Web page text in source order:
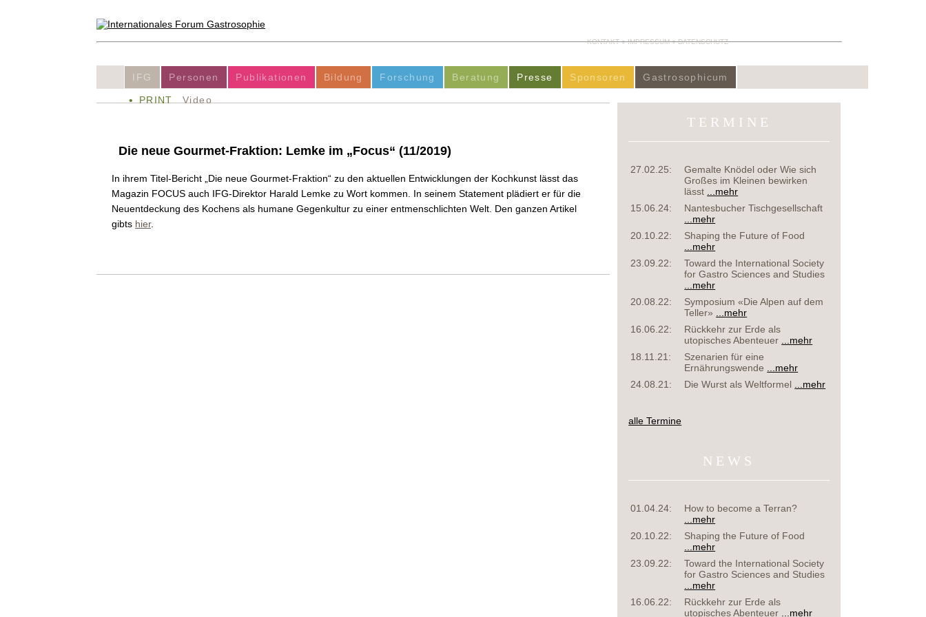
KONTAKT IMPRESSUM DATENSCHUTZ
IFG Personen Publikationen Bildung Forschung Beratung Presse
PRINT Video
Sponsoren Gastrosophicum
Die neue Gourmet-Fraktion: Lemke im „Focus“ (11/2019)
In ihrem Titel-Bericht „Die neue Gourmet-Fraktion“ zu den aktuellen Entwicklungen der Kochkunst lässt das
Magazin FOCUS auch IFG-Direktor Harald Lemke zu Wort kommen. In seinem Statement plädiert er für die
Neuentdeckung des Kochens als humane Gegenkultur zu einer entmenschlichten Welt. Den ganzen Artikel
gibts hier.
TERMINE
27.02.25:
Gemalte Knödel oder Wie sich
Großes im Kleinen bewirken
lässt
...mehr
15.06.24:
Nantesbucher Tischgesellschaft
...mehr
20.10.22:
Shaping the Future of Food
...mehr
23.09.22:
Toward the International Society
for Gastro Sciences and Studies
...mehr
20.08.22:
Symposium «Die Alpen auf dem
Teller»
...mehr
16.06.22:
Rückkehr zur Erde als
utopisches Abenteuer
...mehr
18.11.21:
Szenarien für eine
Ernährungswende
...mehr
24.08.21:
Die Wurst als Weltformel ...mehr
alle Termine
NEWS
01.04.24:
How to become a Terran?
...mehr
20.10.22:
Shaping the Future of Food
...mehr
23.09.22:
Toward the International Society
for Gastro Sciences and Studies
...mehr
16.06.22:
Rückkehr zur Erde als
utopisches Abenteuer ...mehr